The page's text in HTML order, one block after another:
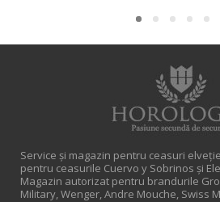
Service și magazin pentru ceasuri
pentru ceasurile Cuervo y Sobrinos și
Magazin autorizat pentru brandurile
Military, Wenger, Andre Mouche, Swiss